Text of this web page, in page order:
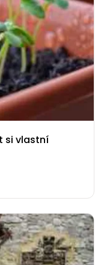
si vlastní